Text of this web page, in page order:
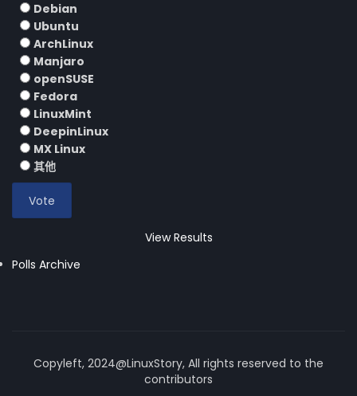
Debian
Ubuntu
ArchLinux
Manjaro
openSUSE
Fedora
LinuxMint
DeepinLinux
MX Linux
其他
View Results
Polls Archive
Copyleft, 2024@LinuxStory, All rights reserved to the
contributors